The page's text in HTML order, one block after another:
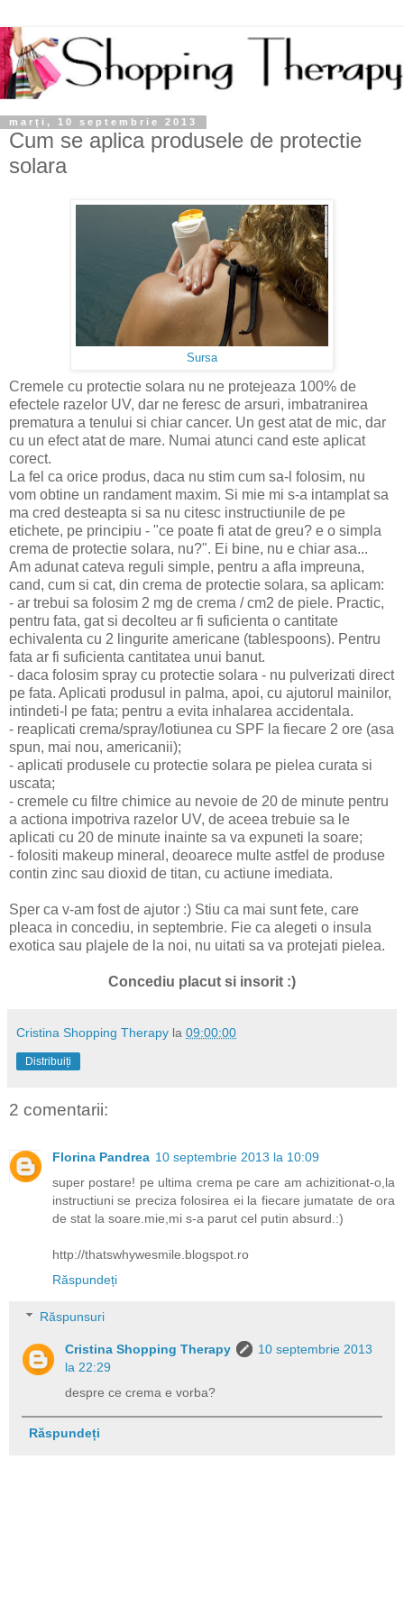
marți, 10 septembrie 2013
Cum se aplica produsele de protectie
solara
Sursa
Cremele cu protectie solara nu ne protejeaza 100% de
efectele razelor UV, dar ne feresc de arsuri, imbatranirea
prematura a tenului si chiar cancer. Un gest atat de mic, dar
cu un efect atat de mare. Numai atunci cand este aplicat
corect.
La fel ca orice produs, daca nu stim cum sa-l folosim, nu
vom obtine un randament maxim. Si mie mi s-a intamplat sa
ma cred desteapta si sa nu citesc instructiunile de pe
etichete, pe principiu - "ce poate fi atat de greu? e o simpla
crema de protectie solara, nu?". Ei bine, nu e chiar asa...
Am adunat cateva reguli simple, pentru a afla impreuna,
cand, cum si cat, din crema de protectie solara, sa aplicam:
- ar trebui sa folosim 2 mg de crema / cm2 de piele. Practic,
pentru fata, gat si decolteu ar fi suficienta o cantitate
echivalenta cu 2 lingurite americane (tablespoons). Pentru
fata ar fi suficienta cantitatea unui banut.
- daca folosim spray cu protectie solara - nu pulverizati direct
pe fata. Aplicati produsul in palma, apoi, cu ajutorul mainilor,
intindeti-l pe fata; pentru a evita inhalarea accidentala.
- reaplicati crema/spray/lotiunea cu SPF la fiecare 2 ore (asa
spun, mai nou, americanii);
- aplicati produsele cu protectie solara pe pielea curata si
uscata;
- cremele cu filtre chimice au nevoie de 20 de minute pentru
a actiona impotriva razelor UV, de aceea trebuie sa le
aplicati cu 20 de minute inainte sa va expuneti la soare;
- folositi makeup mineral, deoarece multe astfel de produse
contin zinc sau dioxid de titan, cu actiune imediata.
Sper ca v-am fost de ajutor :) Stiu ca mai sunt fete, care
pleaca in concediu, in septembrie. Fie ca alegeti o insula
exotica sau plajele de la noi, nu uitati sa va protejati pielea.
Concediu placut si insorit :)
Cristina Shopping Therapy la 09:00:00
Distribuiți
2 comentarii:
Florina Pandrea 10 septembrie 2013 la 10:09
super postare! pe ultima crema pe care am achizitionat-o,la
instructiuni se preciza folosirea ei la fiecare jumatate de ora
de stat la soare.mie,mi s-a parut cel putin absurd.:)
http://thatswhywesmile.blogspot.ro
Răspundeți
Răspunsuri
Cristina Shopping Therapy
10 septembrie 2013
la 22:29
despre ce crema e vorba?
Răspundeți